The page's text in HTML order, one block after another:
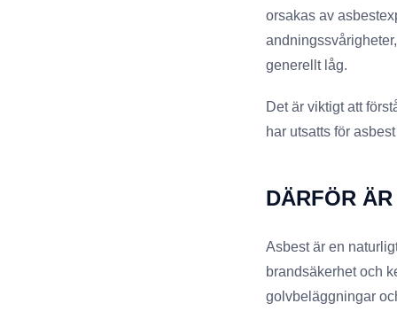
orsakas av
generellt låg.
Det är viktigt att
har utsatts för
DÄRFÖR
Asbest är en
brandsäkerhet och
golvbeläggningar